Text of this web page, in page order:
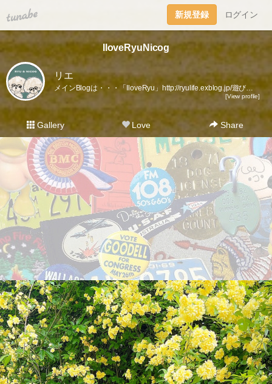
tuna.be 新規登録 ログイン
IloveRyuNicog
リエ
メインBlogは・・・「IloveRyu」http://ryulife.exblog.jp/遊びに来て下さい。※更新が滞ってますが辞めたわけじゃないのでアシカラズ。Instagram（IG）されてる方はそちらでもゼヒ絡んでね～ん。このBlogの管理人「りんりん」も50代半ばのおばちゃん。このBlogの主役は愛するﾘｭｳﾃｨﾝ＊2005．9.30生まれ♂2020/5/30天国へ旅立ちました。我が家のニュースターニコジ NICOG 2019.12.9生まれ♂2/27にお迎えしました！宜しく(*・ｖ・*)お願いします!管理人の家族、ﾊﾟﾊﾟ（60代前半！）にぃにことRinは社会人まっしぐら！時々家族ネタも有ります。携帯からのリアルタイム更新です！ほぼ・・（笑）
[View profile]
Gallery Love Share